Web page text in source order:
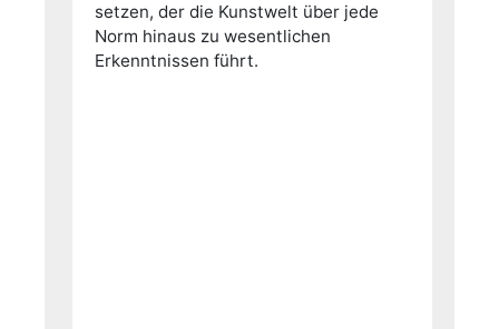
setzen, der die Kunstwelt über jede
Norm hinaus zu wesentlichen
Erkenntnissen führt.